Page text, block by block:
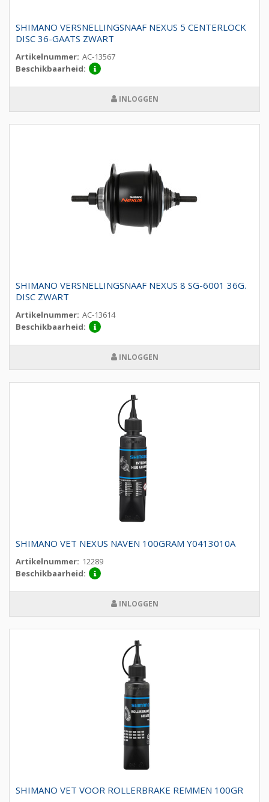
SHIMANO VERSNELLINGSNAAF NEXUS 5 CENTERLOCK
DISC 36-GAATS ZWART
Artikelnummer: AC-13567
Beschikbaarheid:
INLOGGEN
SHIMANO VERSNELLINGSNAAF NEXUS 8 SG-6001 36G.
DISC ZWART
Artikelnummer: AC-13614
Beschikbaarheid:
INLOGGEN
SHIMANO VET NEXUS NAVEN 100GRAM Y0413010A
Artikelnummer: 12289
Beschikbaarheid:
INLOGGEN
SHIMANO VET VOOR ROLLERBRAKE REMMEN 100GR